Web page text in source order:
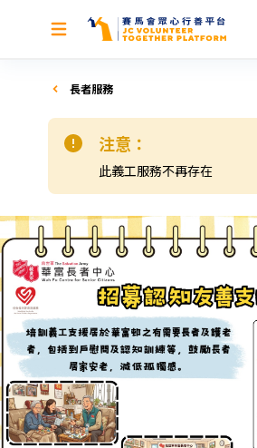
長者服務
注意：
此義工服務不再存在